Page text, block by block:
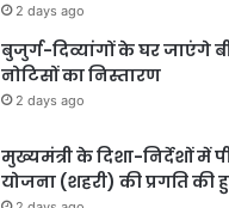
2 days ago
बुजुर्ग-दिव्यांगों के घर
नोटिसों का निस्तारण
2 days ago
मुख्यमंत्री के दिशा-निर्देशों में
योजना (शहरी) की प्रगति की